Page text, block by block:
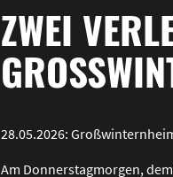
ZWEI
28.05.2026:
Am Donnerstagmorgen,